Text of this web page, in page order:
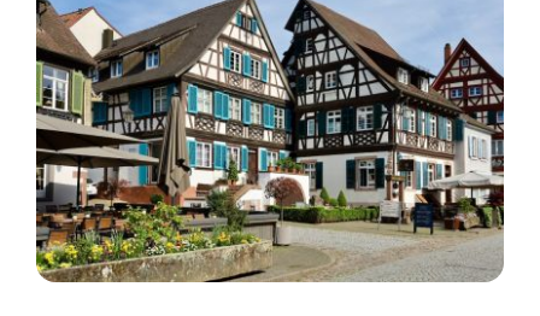
BUCEO
PLANIFICA TU VIAJE